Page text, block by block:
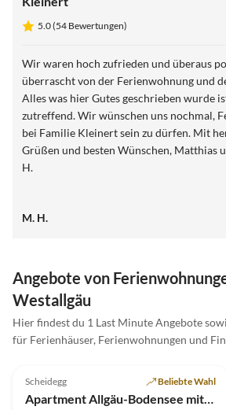
5.0 (54 Bewertungen)
Wir waren hoch zufrieden und überaus
überrascht von der Ferienwohnung und
Alles was hier Gutes geschrieben wurde
zutreffend. Wir wünschen uns nochmal,
bei Familie Kleinert sein zu dürfen. Mit
Grüßen und besten Wünschen, Matthias
H.
M. H.
Angebote von
Westallgäu
Hier findest du 1 Last Minute Angebote
für Ferienhäuser, Ferienwohnungen und
Scheidegg Beliebte Wahl
Apartment Allgäu-Bodensee mit Pool